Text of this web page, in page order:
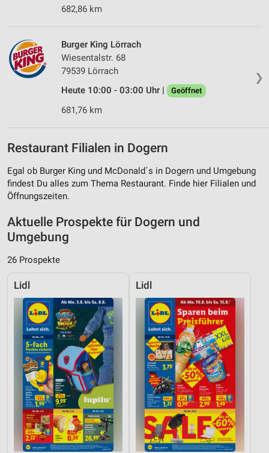
682,86 km
❯
Burger King Lörrach
Wiesentalstr. 68
79539 Lörrach
Heute 10:00 - 03:00 Uhr |
Geöffnet
681,76 km
Restaurant Filialen in Dogern
Egal ob Burger King und McDonald´s in Dogern und Umgebung
findest Du alles zum Thema Restaurant. Finde hier Filialen und
Öffnungszeiten.
Aktuelle Prospekte für Dogern und
Umgebung
26 Prospekte
Lidl Lidl